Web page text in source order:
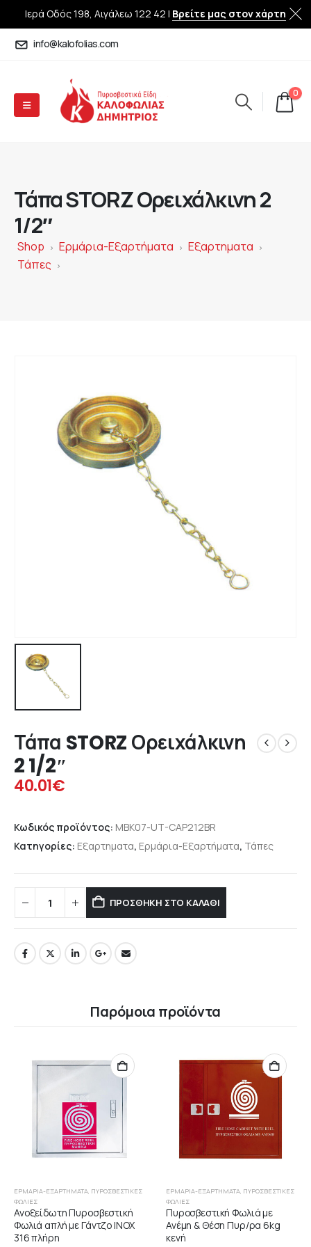
Ιερά Οδός 198, Αιγάλεω 122 42 | Βρείτε μας στον χάρτη
info@kalofolias.com
0
Τάπα STORZ Ορειχάλκινη 2
1/2″
Shop > Ερμάρια-Εξαρτήματα > Εξαρτηματα >
Τάπες >
Τάπα STORZ Ορειχάλκινη
2 1/2″
40.01€
Κωδικός προϊόντος: MBK07-UT-CAP212BR
Κατηγορίες: Εξαρτηματα, Ερμάρια-Εξαρτήματα, Τάπες
ΠΡΟΣΘΉΚΗ ΣΤΟ ΚΑΛΆΘΙ
Παρόμοια προϊόντα
ΕΡΜΆΡΙΑ-ΕΞΑΡΤΉΜΑΤΑ ΠΥΡΟΣΒΕΣΤΙΚΈΣ
ΦΩΛΙΈΣ
Ανοξείδωτη Πυροσβεστική
Φωλιά απλή με Γάντζο ΙΝΟΧ
316 πλήρη
ΕΡΜΆΡΙΑ-ΕΞΑΡΤΉΜΑΤΑ ΠΥΡΟΣΒΕΣΤΙΚΈΣ
ΦΩΛΙΈΣ
Πυροσβεστική Φωλιά με
Ανέμη & Θέση Πυρ/ρα 6kg
κενή